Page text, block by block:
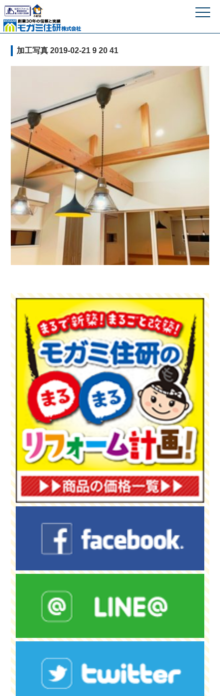
モガミ住研株式
加工写真 2019-02-21 9 20 41